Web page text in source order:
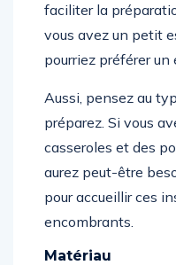
faciliter la
vous avez un petit
pourriez préférer
Aussi, pensez au
préparez. Si vous
casseroles et des
aurez peut-être
pour accueillir ces
encombrants.
Matériau